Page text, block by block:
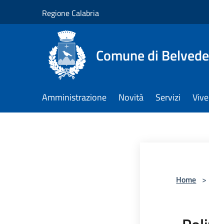
Regione Calabria
Comune di
Amministrazione Novità Servizi
Home >